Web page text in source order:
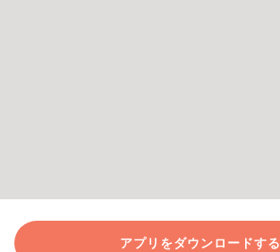
アプリをダウンロードする